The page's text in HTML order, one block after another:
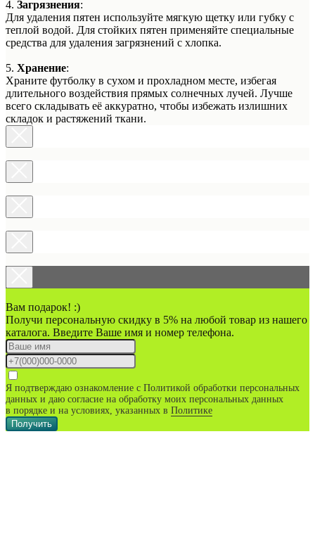
4. Загрязнения:
Для удаления пятен используйте мягкую щетку или губку с
теплой водой. Для стойких пятен применяйте специальные
средства для удаления загрязнений с хлопка.
5. Хранение:
Храните футболку в сухом и прохладном месте, избегая
длительного воздействия прямых солнечных лучей. Лучше
всего складывать её аккуратно, чтобы избежать излишних
складок и растяжений ткани.
Вам подарок! :)
Получи персональную скидку в 5% на любой товар из нашего
каталога. Введите Ваше имя и номер телефона.
Я подтверждаю ознакомление с Политикой обработки персональных
данных и даю согласие на обработку моих персональных данных
в порядке и на условиях, указанных в Политике
Получить